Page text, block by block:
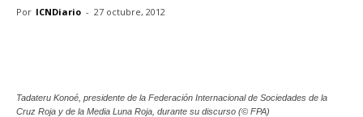
Por ICNDiario - 27 octubre, 2012
Tadateru Konoé, presidente de la Federación Internacional de Sociedades de la
Cruz Roja y de la Media Luna Roja, durante su discurso (© FPA)